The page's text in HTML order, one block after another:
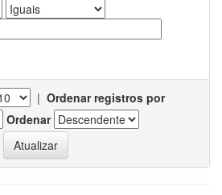
| Ordenar registros por
Ordenar